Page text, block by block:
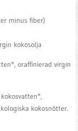
minus fiber)
kokosolja
oraffinierad virgin
kokosnötter.